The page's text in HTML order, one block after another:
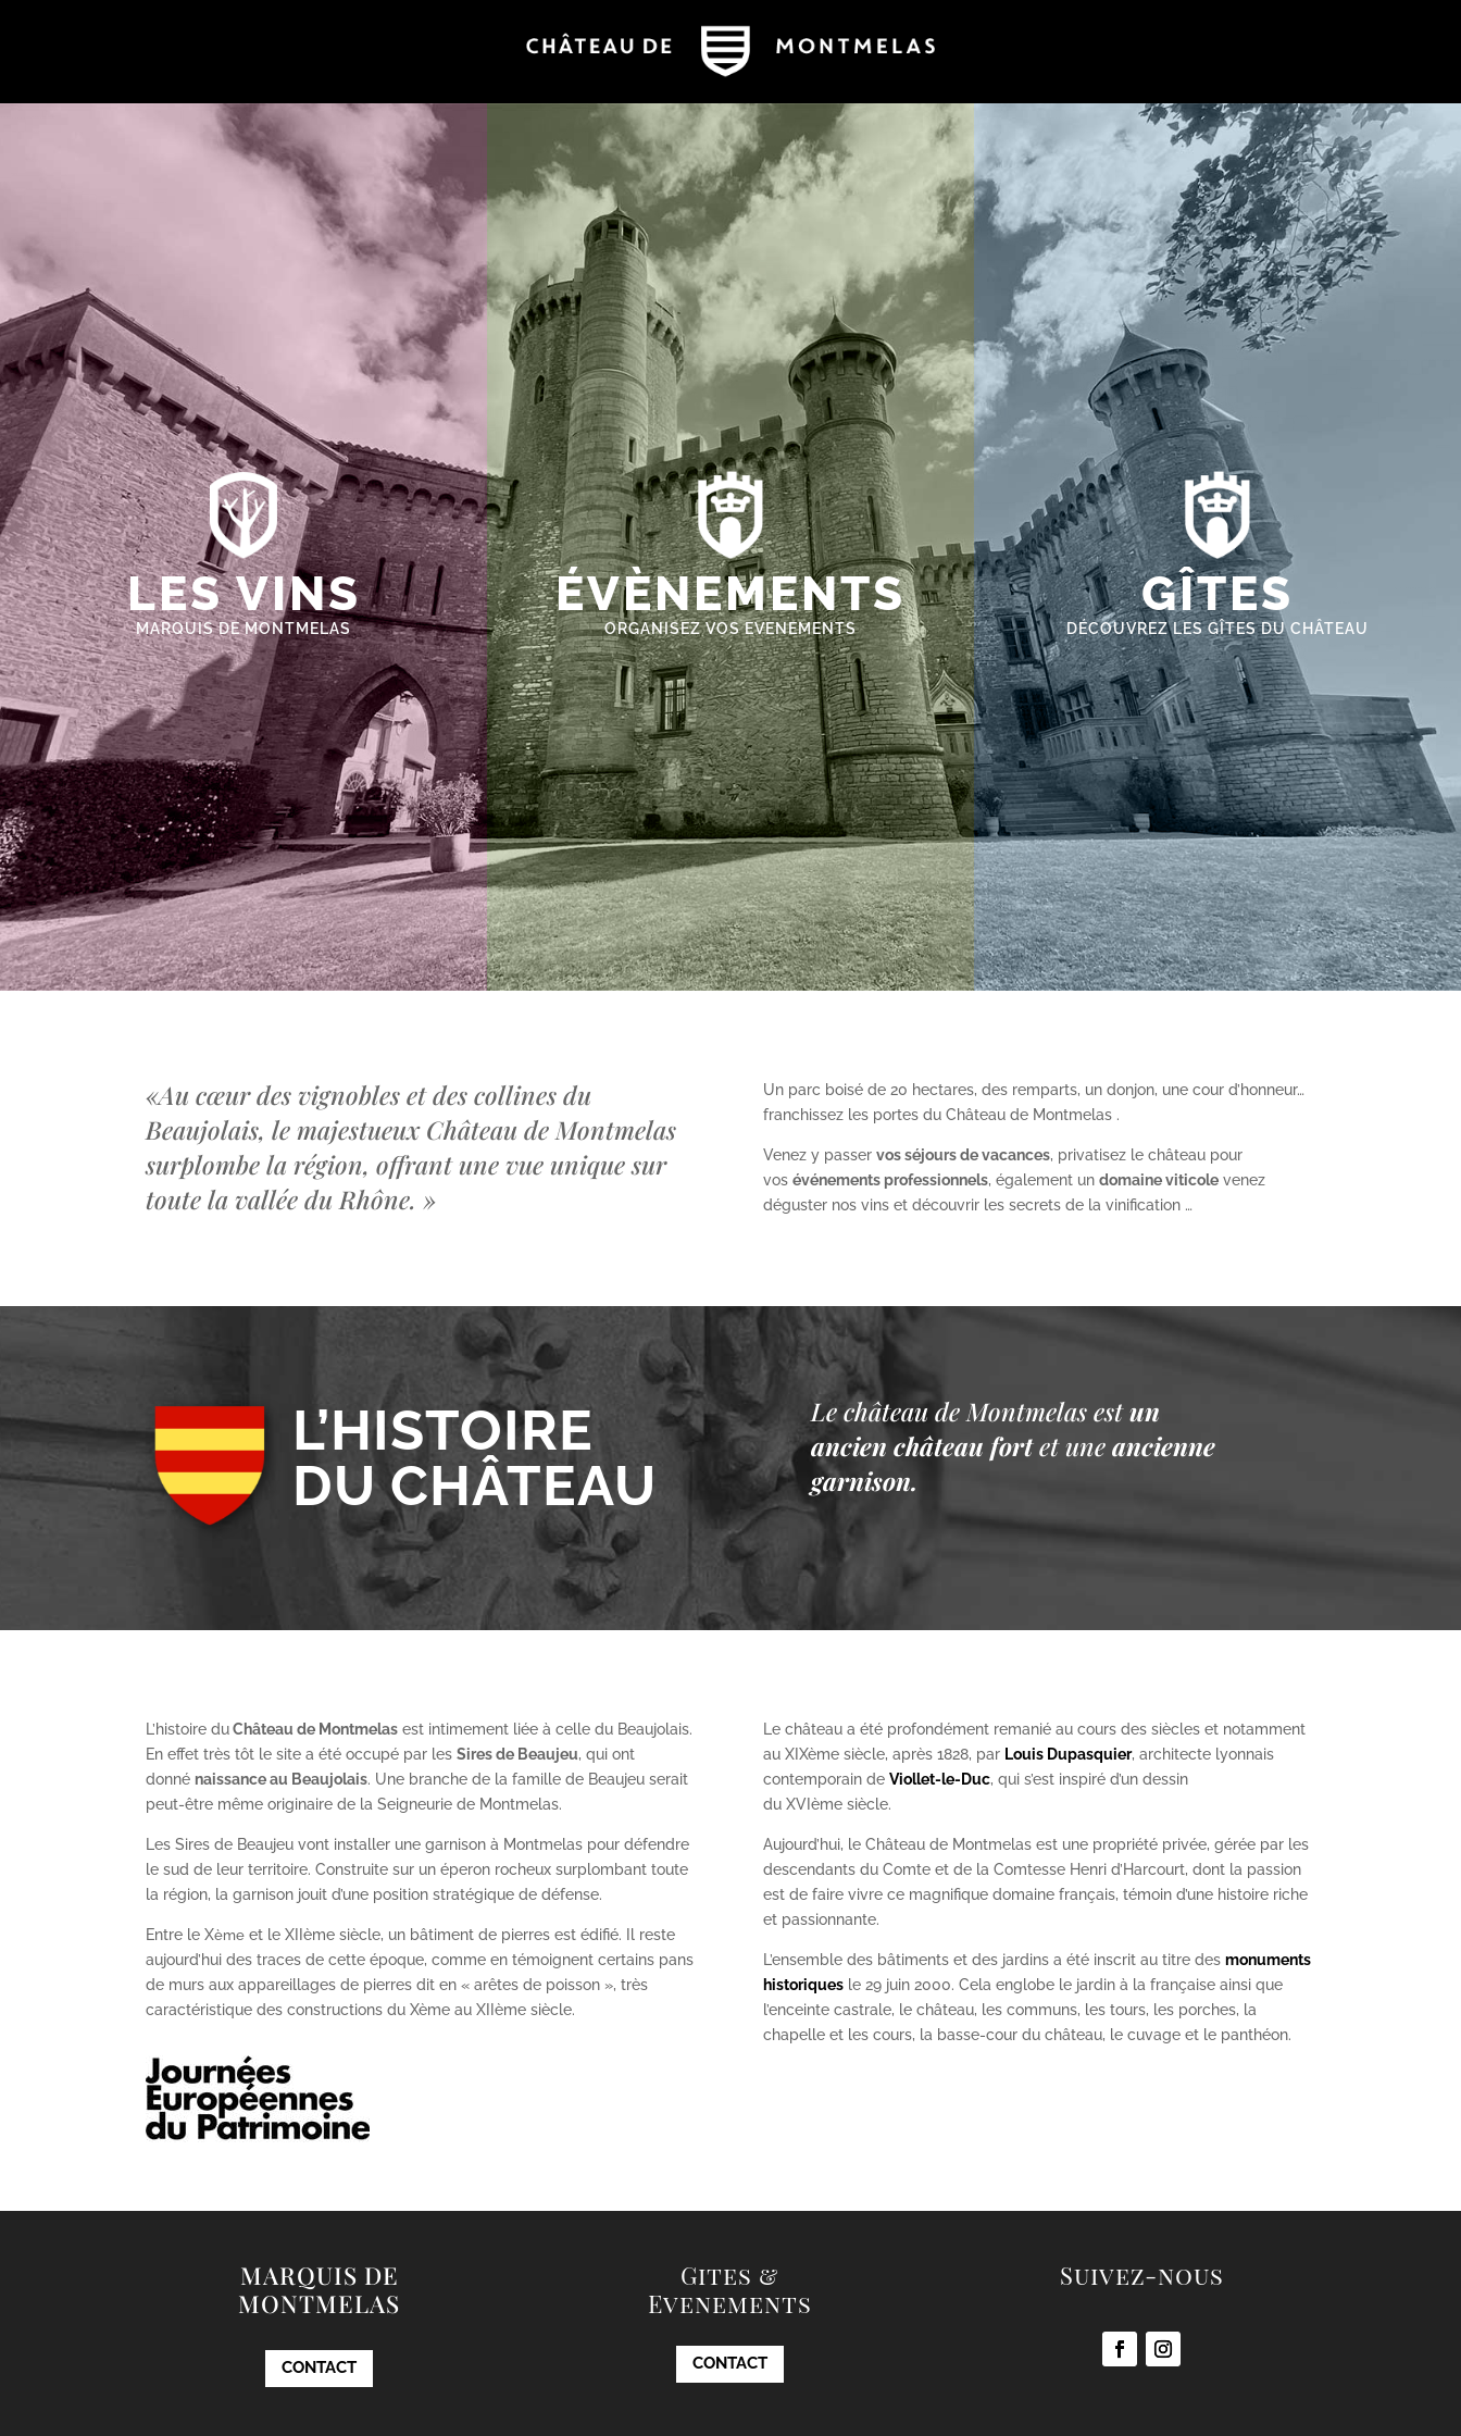
LES VINS
MARQUIS DE MONTMELAS
ÉVÈNEMENTS
ORGANISEZ VOS EVENEMENTS
GÎTES
DÉCOUVREZ LES GÎTES DU CHÂTEAU
«Au cœur des vignobles et des collines du
Beaujolais, le majestueux Château de Montmelas
surplombe la région, offrant une vue unique sur
toute la vallée du Rhône. »
Un parc boisé de 20 hectares, des remparts, un donjon, une cour d’honneur…
franchissez les portes du Château de Montmelas .
Venez y passer vos séjours de vacances, privatisez le château pour
vos événements professionnels, également un domaine viticolevenez
déguster nos vins et découvrir les secrets de la vinification …
L’HISTOIRE
DU CHÂTEAU
Le château de Montmelas est un
ancien château fort et une ancienne
garnison.
L’histoire duChâteau de Montmelas est intimement liée à celle du Beaujolais.
En effet très tôt le site a été occupé par lesSires de Beaujeu, qui ont
donné naissance au Beaujolais. Une branche de la famille de Beaujeu serait
peut-être même originaire de la Seigneurie de Montmelas.
Les Sires de Beaujeu vont installer une garnison à Montmelas pour défendre
le sud de leur territoire. Construite sur un éperon rocheux surplombant toute
la région, la garnison jouit d’une position stratégique de défense.
Entre le Xème et le XIIème siècle, un bâtiment de pierres est édifié. Il reste
aujourd’hui des traces de cette époque, comme en témoignent certains pans
de murs aux appareillages de pierres dit en « arêtes de poisson », très
caractéristique des constructions du Xème au XIIème siècle.
Le château a été profondément remanié au cours des siècles et notamment
au XIXèmesiècle, après 1828, par Louis Dupasquier, architecte lyonnais
contemporain de Viollet-le-Duc, qui s’est inspiré d’un dessin
du XVI èmesiècle.
Aujourd’hui, le Château de Montmelas est une propriété privée, gérée par les
descendants du Comte et de la Comtesse Henri d’Harcourt, dont la passion
est de faire vivre ce magnifique domaine français, témoin d’une histoire riche
et passionnante.
L’ensemble des bâtiments et des jardins a été inscrit au titre des monuments
historiquesle 29 juin 2000. Cela englobe le jardin à la française ainsi que
l’enceinte castrale, le château, les communs, les tours, les porches, la
chapelle et les cours, la basse-cour du château, le cuvage et le panthéon.
MARQUIS DE
MONTMELAS
CONTACT
Gites &
Evenements
CONTACT
Suivez-nous